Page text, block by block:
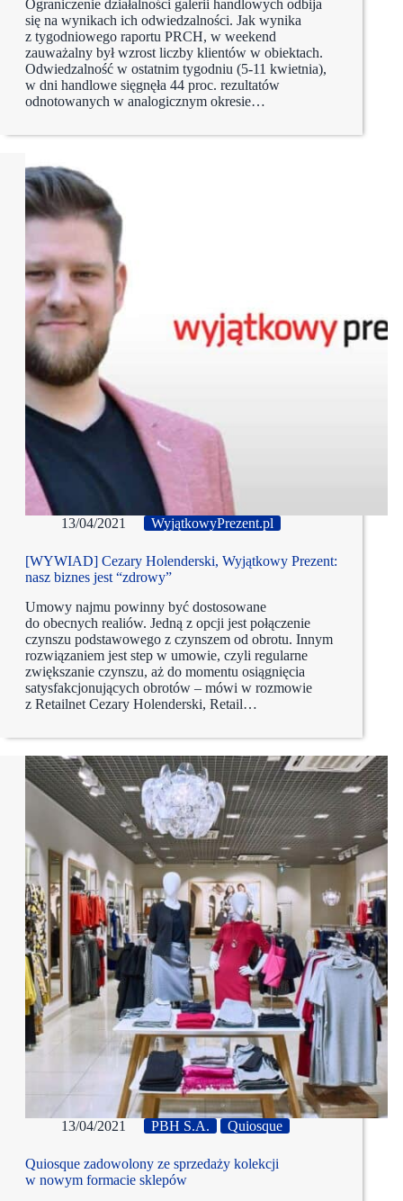
Ograniczenie działalności galerii handlowych odbija
się na wynikach ich odwiedzalności. Jak wynika
z tygodniowego raportu PRCH, w weekend
zauważalny był wzrost liczby klientów w obiektach.
Odwiedzalność w ostatnim tygodniu (5-11 kwietnia),
w dni handlowe sięgnęła 44 proc. rezultatów
odnotowanych w analogicznym okresie…
13/04/2021 WyjątkowyPrezent.pl
[WYWIAD] Cezary Holenderski, Wyjątkowy Prezent:
nasz biznes jest “zdrowy”
Umowy najmu powinny być dostosowane
do obecnych realiów. Jedną z opcji jest połączenie
czynszu podstawowego z czynszem od obrotu. Innym
rozwiązaniem jest step w umowie, czyli regularne
zwiększanie czynszu, aż do momentu osiągnięcia
satysfakcjonujących obrotów – mówi w rozmowie
z Retailnet Cezary Holenderski, Retail…
13/04/2021 PBH S.A. Quiosque
Quiosque zadowolony ze sprzedaży kolekcji
w nowym formacie sklepów